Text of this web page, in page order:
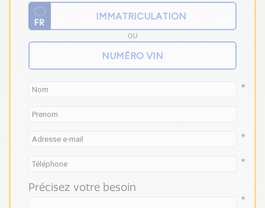
OU
*
*
*
Précisez votre besoin
*